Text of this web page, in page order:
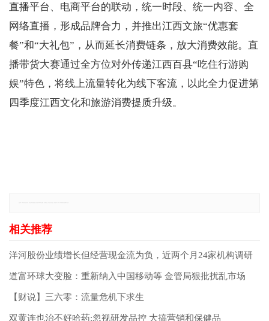
直播平台、电商平台的联动，统一时段、统一内容、全
网络直播，形成品牌合力，并推出江西文旅“优惠套
餐”和“大礼包”，从而延长消费链条，放大消费效能。直
播带货大赛通过全方位对外传递江西百县“吃住行游购
娱”特色，将线上流量转化为线下客流，以此全力促进第
四季度江西文化和旅游消费提质升级。
洋河股份业绩增长但经营现金流为负，近两个月24家机构调研
道富环球大变脸：重新纳入中国移动等 金管局狠批扰乱市场
【财说】三六零：流量危机下求生
双黄连也治不好哈药:忽视研发品控 大搞营销和保健品